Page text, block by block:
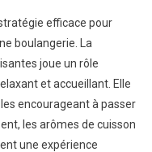
efficace pour
boulangerie. La
joue un rôle
et accueillant. Elle
encourageant à passer
les arômes de cuisson
une expérience